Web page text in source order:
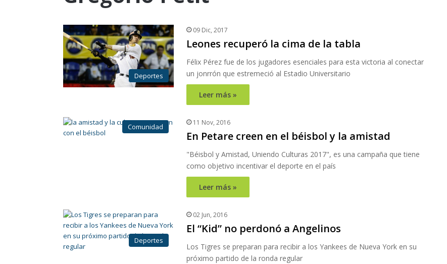
Deportes
09 Dic, 2017
Leones recuperó la cima de la tabla
Félix Pérez fue de los jugadores esenciales para esta victoria al conectar
un jonrrón que estremeció al Estadio Universitario
Leer más »
Comunidad 11 Nov, 2016
En Petare creen en el béisbol y la amistad
"Béisbol y Amistad, Uniendo Culturas 2017", es una campaña que tiene
como objetivo incentivar el deporte en el país
Leer más »
Deportes
02 Jun, 2016
El “Kid” no perdonó a Angelinos
Los Tigres se preparan para recibir a los Yankees de Nueva York en su
próximo partido de la ronda regular